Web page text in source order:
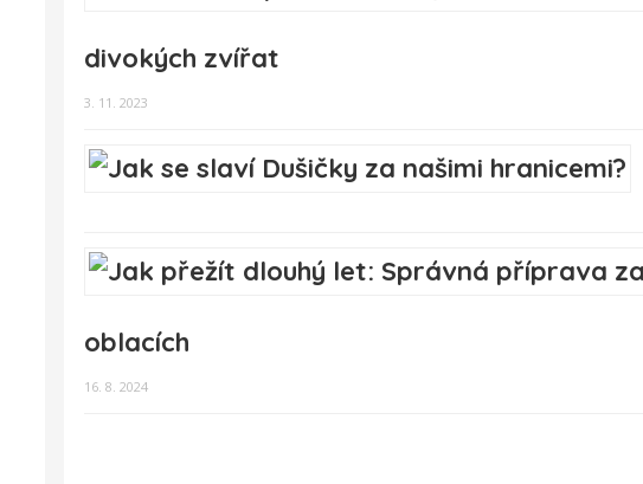
divokých zvířat
3. 11. 2023
oblacích
16. 8. 2024